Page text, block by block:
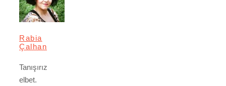
Rabia
Çalhan
Tanışırız
elbet.